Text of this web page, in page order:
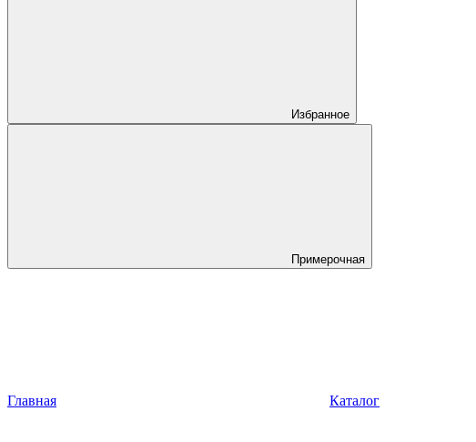
Избранное
Примерочная
Главная Каталог